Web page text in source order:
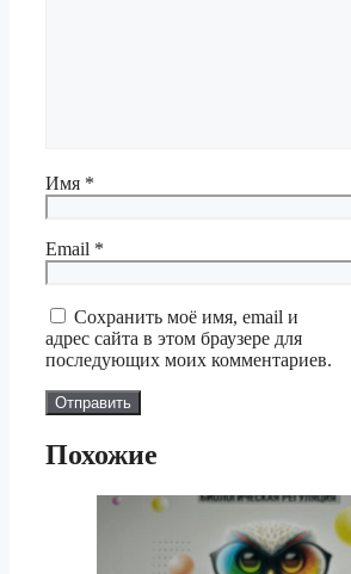
Имя *
Email *
Сохранить моё имя, email и
адрес сайта в этом браузере для
последующих моих комментариев.
Похожие